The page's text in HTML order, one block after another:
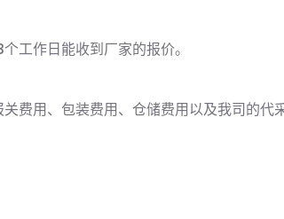
工作日能收到厂家的报价。
费用、包装费用、仓储费用以及我司的代